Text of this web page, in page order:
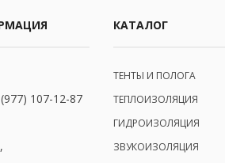
107-12-87
КАТАЛОГ
ТЕНТЫ И ПОЛОГА
ТЕПЛОИЗОЛЯЦИЯ
ГИДРОИЗОЛЯЦИЯ
ЗВУКОИЗОЛЯЦИЯ